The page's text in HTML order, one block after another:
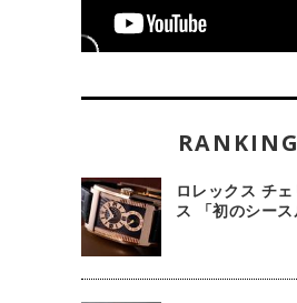
ロレックス チ
ス 「初のシー